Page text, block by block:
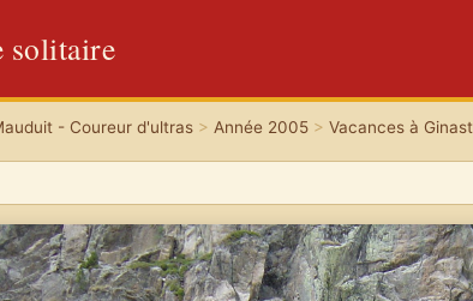
solitaire
- Coureur d'ultras > Année 2005 >Vacances à Ginast